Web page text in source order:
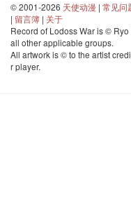
© 2001-2026 天使动漫 | 常见问
| 留言簿 | 关于
Record of Lodoss War is ©
all other applicable groups.
All artwork is © to the artist
r player.